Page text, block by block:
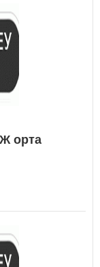
орта